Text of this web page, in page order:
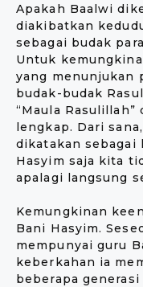
Apakah Baalwi
diakibatkan
sebagai budak
Untuk
yang menunjukan
budak-budak
“Maula Rasulillah”
lengkap. Dari
dikatakan sebagai
Hasyim saja kita
apalagi langsung
Kemungkinan
Bani Hasyim.
mempunyai guru
keberkahan ia
beberapa